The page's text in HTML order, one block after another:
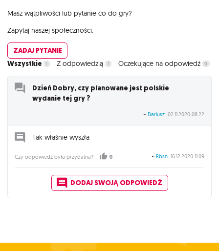
Wszystkie 1 Z odpowiedzią 1 Oczekujące na odpowiedź 0
Dzień Dobry, czy planowane jest polskie
wydanie tej gry ?
~ Dariusz 02.11.2020 08:22
Tak właśnie wyszła
Czy odpowiedź była przydatna? 0 ~ Rbsn 16.12.2020 11:09
DODAJ SWOJĄ ODPOWIEDŹ
Masz wątpliwości lub pytanie co do gry?
Zapytaj naszej społeczności.
ZADAJ PYTANIE